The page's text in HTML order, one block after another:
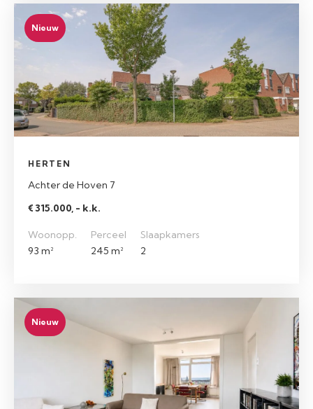
Nieuw
HERTEN
Achter de Hoven 7
€ 315.000, - k.k.
Woonopp.
93 m²
Perceel
245 m²
Slaapkamers
2
Nieuw